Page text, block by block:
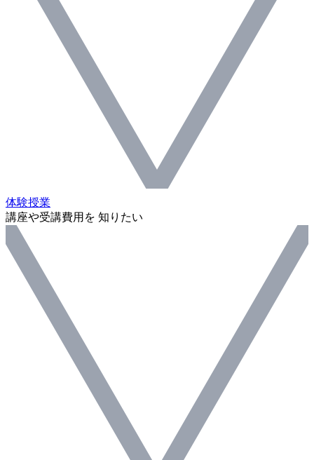
体験授業
講座や受講費用を 知りたい